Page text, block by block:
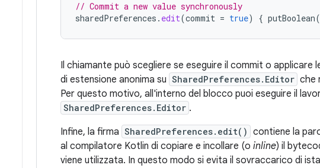
// Commit a new value synchronously
sharedPreferences . edit(commit = true) { putBoolean(
Il chiamante può scegliere se eseguire il commit o applicare
di estensione anonima su SharedPreferences.Editor che
Per questo motivo, all'interno del blocco puoi eseguire il
SharedPreferences.Editor .
Infine, la firma SharedPreferences.edit() contiene la
al compilatore Kotlin di copiare e incollare (o inline) il
viene utilizzata. In questo modo si evita il sovraccarico di